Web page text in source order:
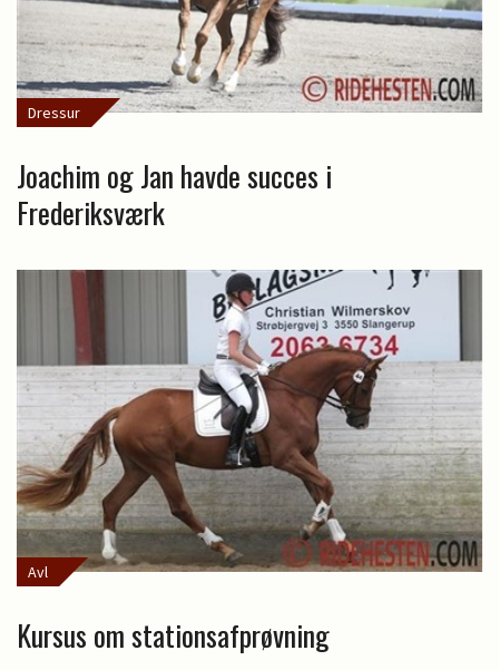
Dressur
Joachim og Jan havde succes i
Frederiksværk
Avl
Kursus om stationsafprøvning